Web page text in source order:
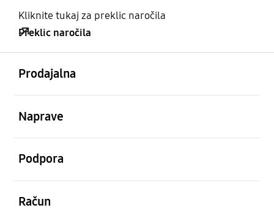
Kliknite tukaj za preklic naročila
Preklic naročila
Prodajalna
Naprave
Podpora
Račun